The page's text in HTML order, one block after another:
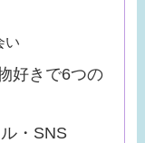
い
好きで6つの
・SNS